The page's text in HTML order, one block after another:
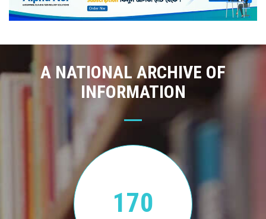
A NATIONAL ARCHIVE OF
INFORMATION
170